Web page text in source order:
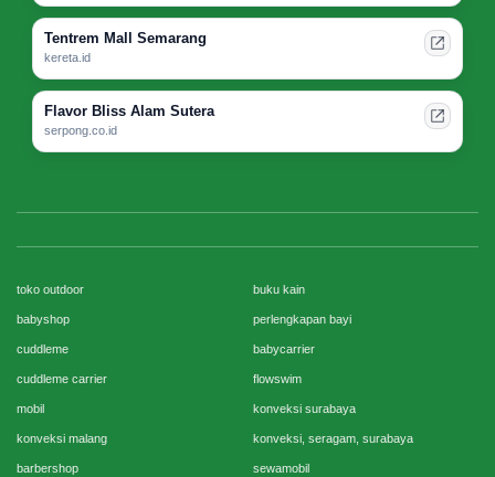
Tentrem Mall Semarang
kereta.id
Flavor Bliss Alam Sutera
serpong.co.id
toko outdoor buku kain
babyshop perlengkapan bayi
cuddleme babycarrier
cuddleme carrier flowswim
mobil konveksi surabaya
konveksi malang konveksi, seragam, surabaya
barbershop sewamobil